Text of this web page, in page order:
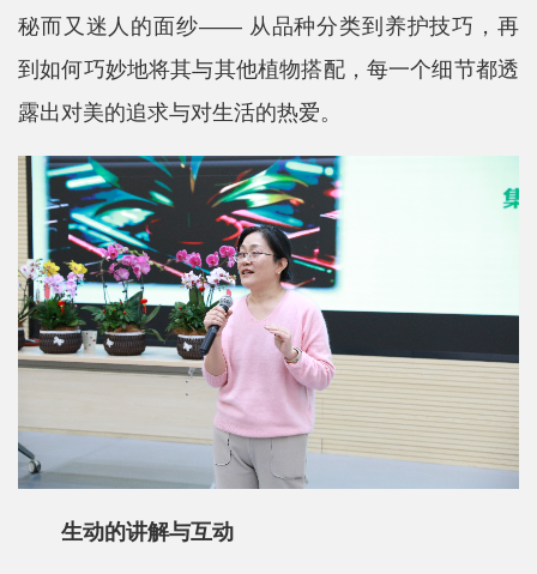
秘而又迷人的面纱—— 从品种分类到养护技巧，再
到如何巧妙地将其与其他植物搭配，每一个细节都透
露出对美的追求与对生活的热爱。
生动的讲解与互动